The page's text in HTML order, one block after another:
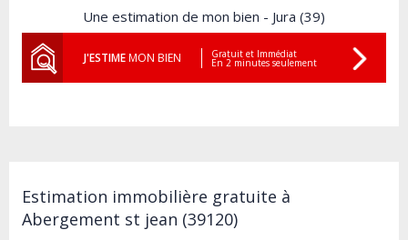
Une estimation de mon bien - Jura (39)
J'ESTIMEMON BIEN Gratuit et Immédiat
En 2 minutes seulement
Estimation immobilière gratuite à
Abergement st jean (39120)